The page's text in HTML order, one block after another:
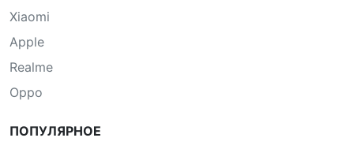
Xiaomi
Apple
Realme
Oppo
ПОПУЛЯРНОЕ